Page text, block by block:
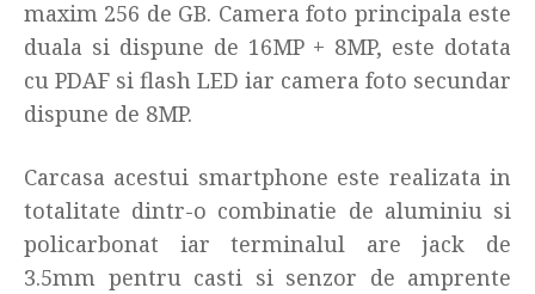
maxim 256 de GB. Camera foto principala este
duala si dispune de 16MP + 8MP, este dotata
cu PDAF si flash LED iar camera foto secundar
dispune de 8MP.
Carcasa acestui smartphone este realizata in
totalitate dintr-o combinatie de aluminiu si
policarbonat iar terminalul are jack de
3.5mm pentru casti si senzor de amprente